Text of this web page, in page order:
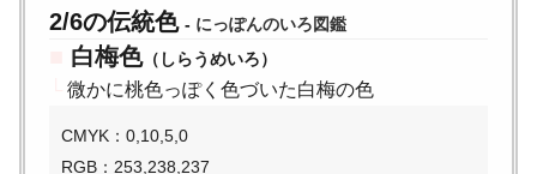
2/6の伝統色 - にっぽんのいろ図鑑
白梅色（しらうめいろ）
微かに桃色っぽく色づいた白梅の色
CMYK：0,10,5,0
RGB：253,238,237